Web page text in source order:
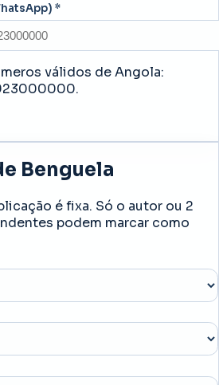
*
válidos de Angola:
Benguela
é fixa. Só o autor ou 2
podem marcar como